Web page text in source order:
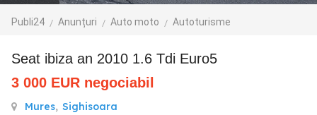
Publi24 Anunțuri Auto moto Autoturisme
Seat ibiza an 2010 1.6 Tdi Euro5
3 000 EUR negociabil
Mures, Sighisoara